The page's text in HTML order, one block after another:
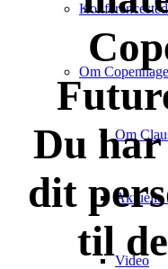
Om
Om
Aktuelle
Video
Du
dit
til